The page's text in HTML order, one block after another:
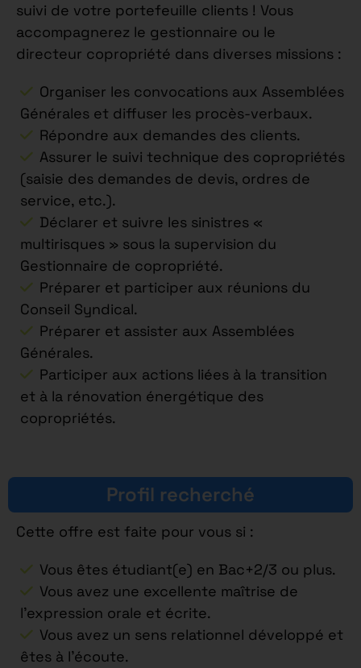
suivi de votre portefeuille clients ! Vous
accompagnerez le gestionnaire ou le
directeur copropriété dans diverses missions :
Organiser les convocations aux Assemblées
Générales et diffuser les procès-verbaux.
Répondre aux demandes des clients.
Assurer le suivi technique des copropriétés
(saisie des demandes de devis, ordres de
service, etc.).
Déclarer et suivre les sinistres «
multirisques » sous la supervision du
Gestionnaire de copropriété.
Préparer et participer aux réunions du
Conseil Syndical.
Préparer et assister aux Assemblées
Générales.
Participer aux actions liées à la transition
et à la rénovation énergétique des
copropriétés.
Profil recherché
Cette offre est faite pour vous si :
Vous êtes étudiant(e) en Bac+2/3 ou plus.
Vous avez une excellente maîtrise de
l’expression orale et écrite.
Vous avez un sens relationnel développé et
êtes à l’écoute.